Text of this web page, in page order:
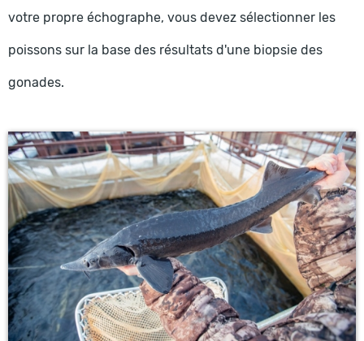
votre propre échographe, vous devez sélectionner les
poissons sur la base des résultats d'une biopsie des
gonades.